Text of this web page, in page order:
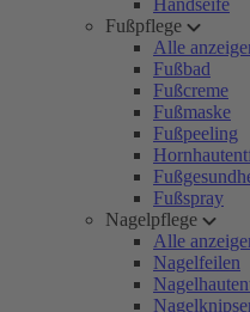
Handseife
Fußpflege
Alle
Fußbad
Fußcreme
Fußmaske
Fußpeeling
Fußspray
Nagelpflege
Alle
Nagelfeilen